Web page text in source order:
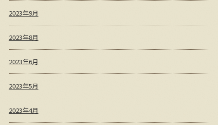
2023年9月
2023年8月
2023年6月
2023年5月
2023年4月